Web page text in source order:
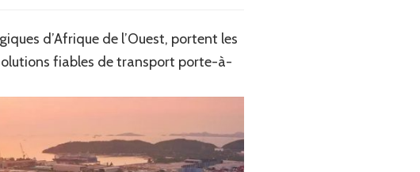
d’Afrique de l’Ouest, portent les
fiables de transport porte-à-